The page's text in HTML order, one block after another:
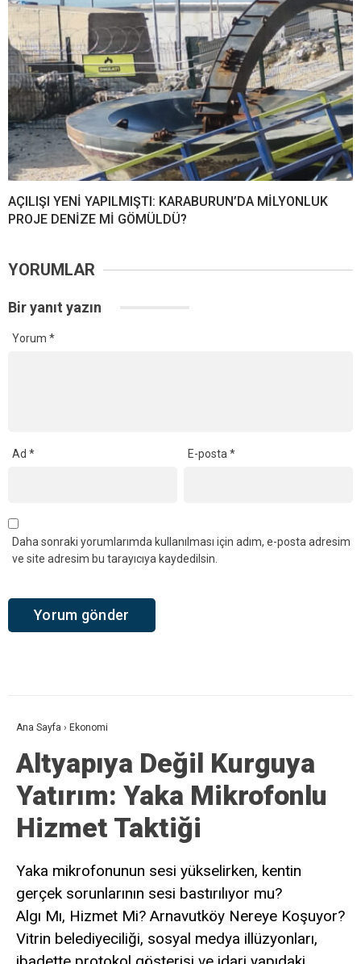
AÇILIŞI YENİ YAPILMIŞTI: KARABURUN’DA MİLYONLUK
PROJE DENİZE Mİ GÖMÜLDÜ?
YORUMLAR
Bir yanıt yazın
Yorum *
Ad * E-posta*
Daha sonraki yorumlarımda kullanılması için adım, e-posta adresim
ve site adresim bu tarayıcıya kaydedilsin.
Ana Sayfa › Ekonomi
Altyapıya Değil Kurguya
Yatırım: Yaka Mikrofonlu
Hizmet Taktiği
Yaka mikrofonunun sesi yükselirken, kentin
gerçek sorunlarının sesi bastırılıyor mu?
Algı Mı, Hizmet Mi? Arnavutköy Nereye Koşuyor?
Vitrin belediyeciliği, sosyal medya illüzyonları,